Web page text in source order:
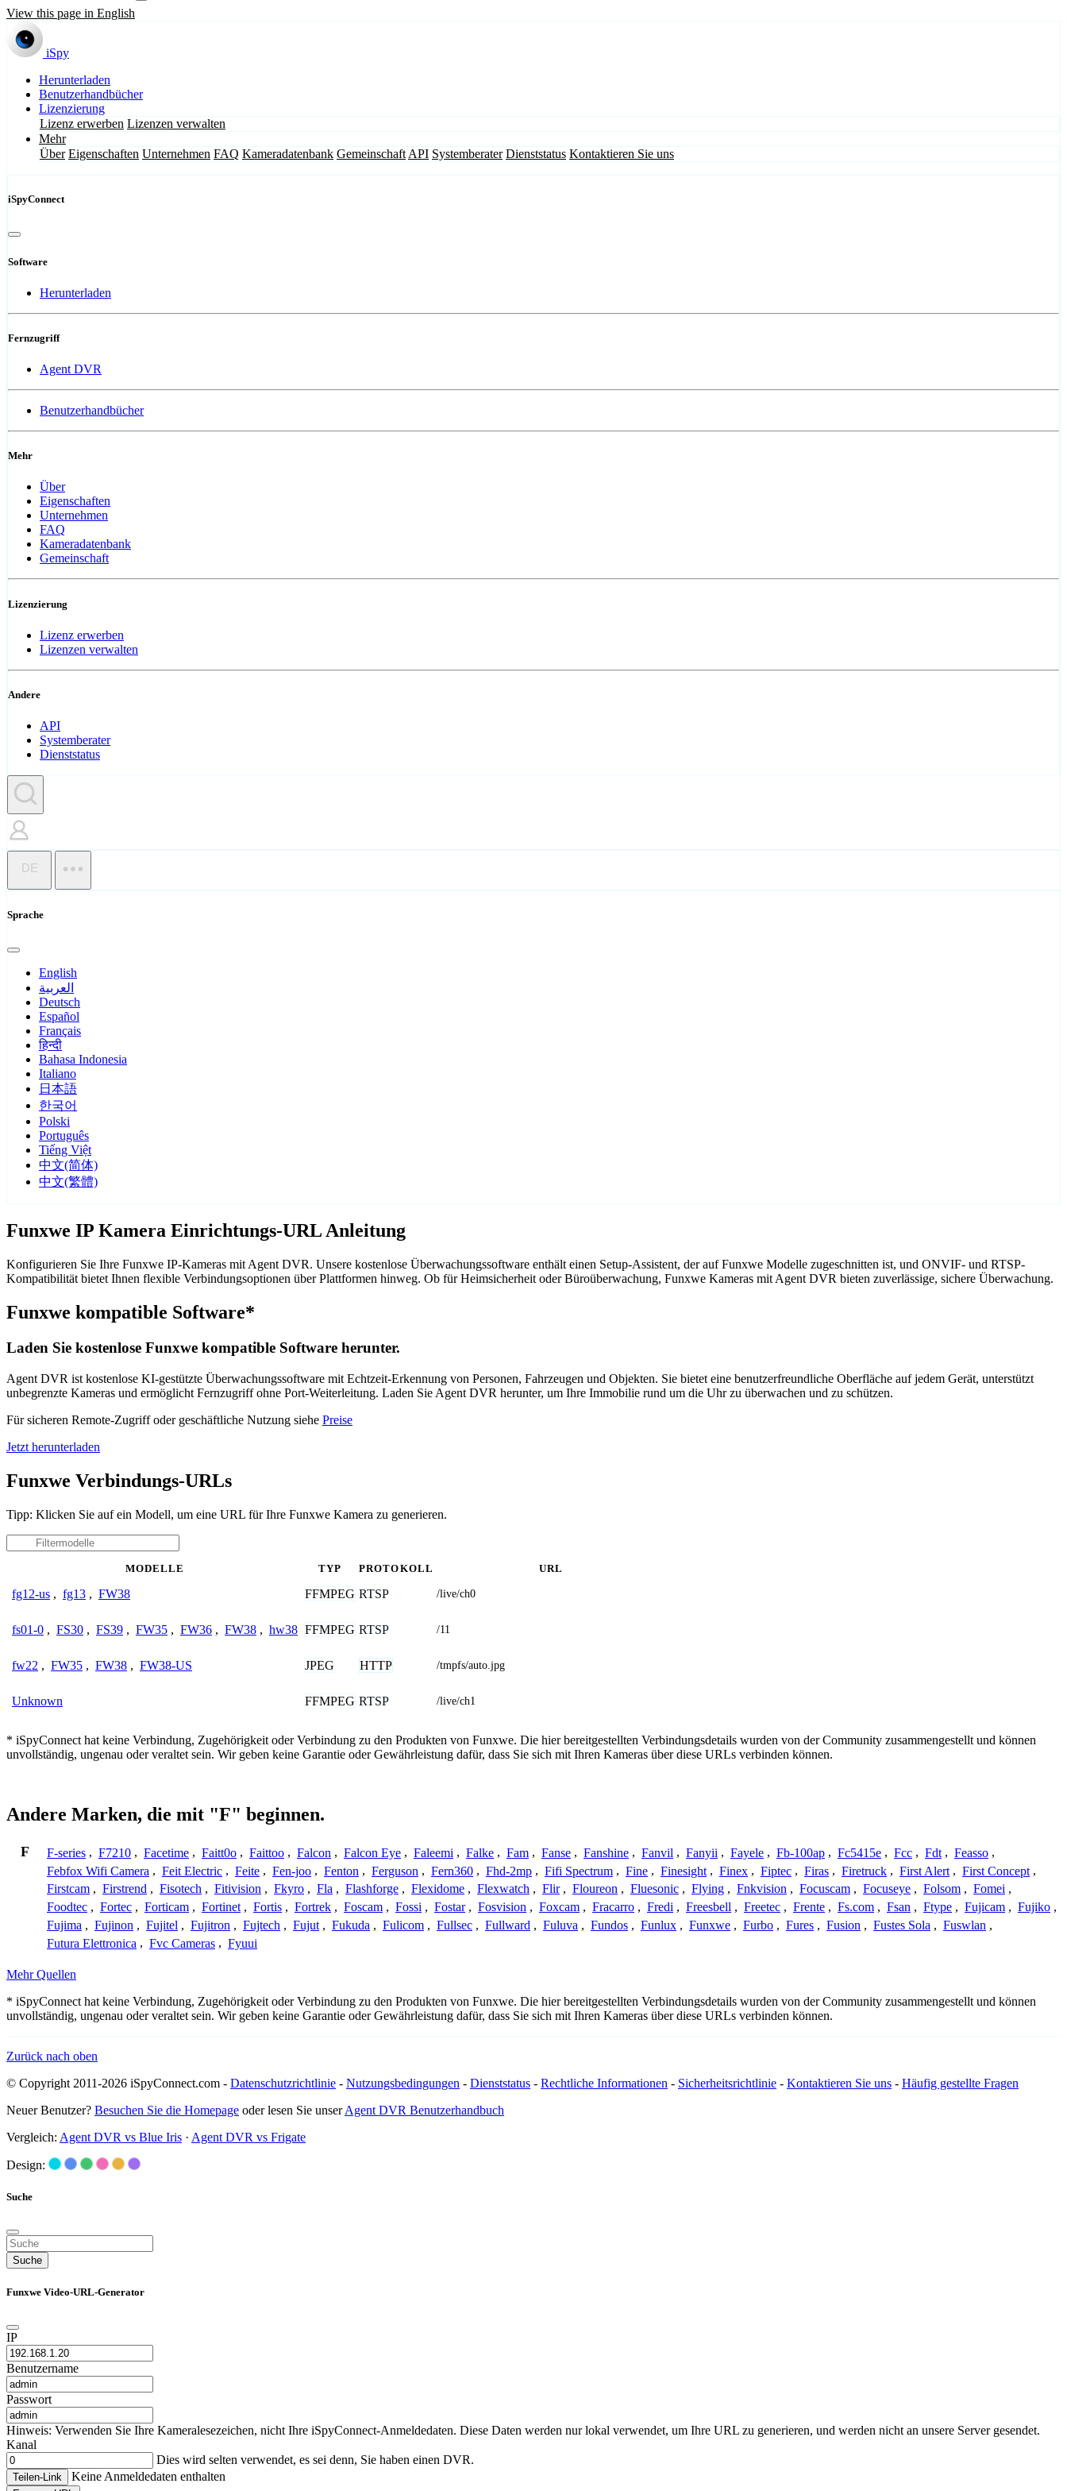
View this page in English
iSpy
Herunterladen
Benutzerhandbücher
Lizenzierung
Lizenz erwerben Lizenzen verwalten
Mehr
Über Eigenschaften Unternehmen FAQ Kameradatenbank Gemeinschaft API Systemberater Dienststatus Kontaktieren Sie uns
iSpyConnect
Software
Herunterladen
Fernzugriff
Agent DVR
Benutzerhandbücher
Mehr
Über
Eigenschaften
Unternehmen
FAQ
Kameradatenbank
Gemeinschaft
Lizenzierung
Lizenz erwerben
Lizenzen verwalten
Andere
API
Systemberater
Dienststatus
DE
Sprache
English
العربية
Deutsch
Español
Français
हिन्दी
Bahasa Indonesia
Italiano
日本語
한국어
Polski
Português
Tiếng Việt
中文(简体)
中文(繁體)
Funxwe IP Kamera Einrichtungs-URL Anleitung
Konfigurieren Sie Ihre Funxwe IP-Kameras mit Agent DVR. Unsere kostenlose Überwachungssoftware enthält einen Setup-Assistent, der auf Funxwe Modelle zugeschnitten ist, und ONVIF- und RTSP-
Kompatibilität bietet Ihnen flexible Verbindungsoptionen über Plattformen hinweg. Ob für Heimsicherheit oder Büroüberwachung, Funxwe Kameras mit Agent DVR bieten zuverlässige, sichere Überwachung.
Funxwe kompatible Software*
Laden Sie kostenlose Funxwe kompatible Software herunter.
Agent DVR ist kostenlose KI-gestützte Überwachungssoftware mit Echtzeit-Erkennung von Personen, Fahrzeugen und Objekten. Sie bietet eine benutzerfreundliche Oberfläche auf jedem Gerät, unterstützt
unbegrenzte Kameras und ermöglicht Fernzugriff ohne Port-Weiterleitung. Laden Sie Agent DVR herunter, um Ihre Immobilie rund um die Uhr zu überwachen und zu schützen.
Für sicheren Remote-Zugriff oder geschäftliche Nutzung siehe Preise
Jetzt herunterladen
Funxwe Verbindungs-URLs
Tipp: Klicken Sie auf ein Modell, um eine URL für Ihre Funxwe Kamera zu generieren.
MODELLE TYP PROTOKOLL URL
fg12-us , fg13 , FW38 FFMPEG RTSP /live/ch0
fs01-0 , FS30 , FS39 , FW35 , FW36 , FW38 , hw38 FFMPEG RTSP /11
fw22 , FW35 , FW38 , FW38-US JPEG HTTP /tmpfs/auto.jpg
Unknown FFMPEG RTSP /live/ch1
* iSpyConnect hat keine Verbindung, Zugehörigkeit oder Verbindung zu den Produkten von Funxwe. Die hier bereitgestellten Verbindungsdetails wurden von der Community zusammengestellt und können
unvollständig, ungenau oder veraltet sein. Wir geben keine Garantie oder Gewährleistung dafür, dass Sie sich mit Ihren Kameras über diese URLs verbinden können.
Andere Marken, die mit "F" beginnen.
F F-series , F7210 , Facetime , Faitt0o , Faittoo , Falcon , Falcon Eye , Faleemi , Falke , Fam , Fanse , Fanshine , Fanvil , Fanyii , Fayele , Fb-100ap , Fc5415e , Fcc , Fdt , Feasso ,
Febfox Wifi Camera , Feit Electric , Feite , Fen-joo , Fenton , Ferguson , Fern360 , Fhd-2mp , Fifi Spectrum , Fine , Finesight , Finex , Fiptec , Firas , Firetruck , First Alert , First Concept ,
Firstcam , Firstrend , Fisotech , Fitivision , Fkyro , Fla , Flashforge , Flexidome , Flexwatch , Flir , Floureon , Fluesonic , Flying , Fnkvision , Focuscam , Focuseye , Folsom , Fomei ,
Foodtec , Fortec , Forticam , Fortinet , Fortis , Fortrek , Foscam , Fossi , Fostar , Fosvision , Foxcam , Fracarro , Fredi , Freesbell , Freetec , Frente , Fs.com , Fsan , Ftype , Fujicam , Fujiko ,
Fujima , Fujinon , Fujitel , Fujitron , Fujtech , Fujut , Fukuda , Fulicom , Fullsec , Fullward , Fuluva , Fundos , Funlux , Funxwe , Furbo , Fures , Fusion , Fustes Sola , Fuswlan ,
Futura Elettronica , Fvc Cameras , Fyuui
Mehr Quellen
* iSpyConnect hat keine Verbindung, Zugehörigkeit oder Verbindung zu den Produkten von Funxwe. Die hier bereitgestellten Verbindungsdetails wurden von der Community zusammengestellt und können
unvollständig, ungenau oder veraltet sein. Wir geben keine Garantie oder Gewährleistung dafür, dass Sie sich mit Ihren Kameras über diese URLs verbinden können.
Zurück nach oben
© Copyright 2011-2026 iSpyConnect.com - Datenschutzrichtlinie - Nutzungsbedingungen - Dienststatus - Rechtliche Informationen - Sicherheitsrichtlinie - Kontaktieren Sie uns - Häufig gestellte Fragen
Neuer Benutzer? Besuchen Sie die Homepage oder lesen Sie unserAgent DVR Benutzerhandbuch
Vergleich: Agent DVR vs Blue Iris · Agent DVR vs Frigate
Design:
Suche
Suche
Funxwe Video-URL-Generator
IP
Benutzername
Passwort
Hinweis: Verwenden Sie Ihre Kameralesezeichen, nicht Ihre iSpyConnect-Anmeldedaten. Diese Daten werden nur lokal verwendet, um Ihre URL zu generieren, und werden nicht an unsere Server gesendet.
Kanal
Dies wird selten verwendet, es sei denn, Sie haben einen DVR.
Teilen-Link Keine Anmeldedaten enthalten